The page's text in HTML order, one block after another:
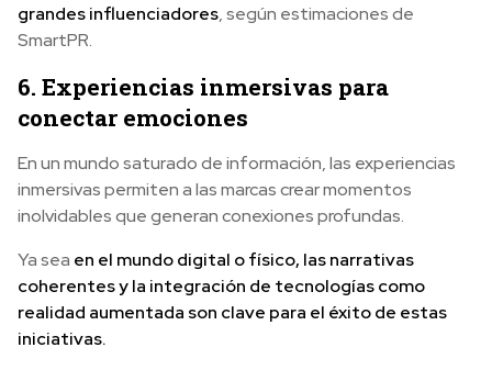
grandes influenciadores, según estimaciones de
SmartPR.
6. Experiencias inmersivas para
conectar emociones
En un mundo saturado de información, las experiencias
inmersivas permiten a las marcas crear momentos
inolvidables que generan conexiones profundas.
Ya sea en el mundo digital o físico, las narrativas
coherentes y la integración de tecnologías como
realidad aumentada son clave para el éxito de estas
iniciativas.